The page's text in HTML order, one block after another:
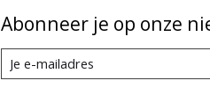
Abonneer je op onze